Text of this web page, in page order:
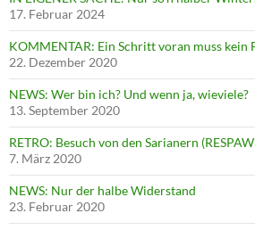
17. Februar 2024
KOMMENTAR: Ein Schritt voran muss kein
22. Dezember 2020
NEWS: Wer bin ich? Und wenn ja, wieviele?
13. September 2020
RETRO: Besuch von den Sarianern
7. März 2020
NEWS: Nur der halbe Widerstand
23. Februar 2020